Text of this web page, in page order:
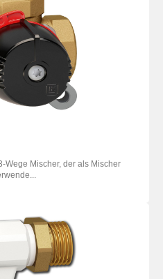
Wege Mischer, der als Mischer